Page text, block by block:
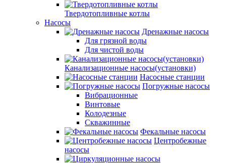
Твердотопливные котлы
Насосы
Дренажные насосы
Для грязной воды
Для чистой воды
Канализационные насосы(установки)
Насосные станции
Погружные насосы
Вибрационные
Винтовые
Колодезные
Скважинные
Фекальные насосы
Центробежные
насосы